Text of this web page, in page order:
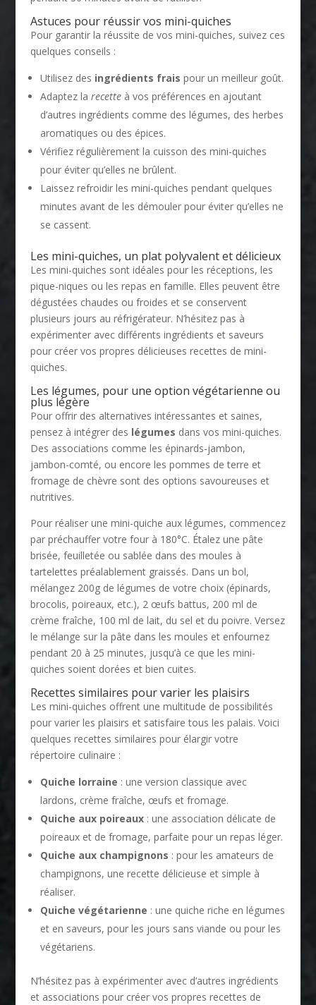
Astuces pour réussir vos mini-quiches
Pour garantir la réussite de vos mini-quiches, suivez ces
quelques conseils :
Utilisez des ingrédients frais pour un meilleur goût.
Adaptez la recetteà vos préférences en ajoutant
d’autres ingrédients comme des légumes, des herbes
aromatiques ou des épices.
Vérifiez régulièrement la cuisson des mini-quiches
pour éviter qu’elles ne brûlent.
Laissez refroidir les mini-quiches pendant quelques
minutes avant de les démouler pour éviter qu’elles ne
se cassent.
Les mini-quiches, un plat polyvalent et délicieux
Les mini-quiches sont idéales pour les réceptions, les
pique-niques ou les repas en famille. Elles peuvent être
dégustées chaudes ou froides et se conservent
plusieurs jours au réfrigérateur. N’hésitez pas à
expérimenter avec différents ingrédients et saveurs
pour créer vos propres délicieuses recettes de mini-
quiches.
Les légumes, pour une option végétarienne ou
plus légère
Pour offrir des alternatives intéressantes et saines,
pensez à intégrer des légumes dans vos mini-quiches.
Des associations comme les épinards-jambon,
jambon-comté, ou encore les pommes de terre et
fromage de chèvre sont des options savoureuses et
nutritives.
Pour réaliser une mini-quiche aux légumes, commencez
par préchauffer votre four à 180°C. Étalez une pâte
brisée, feuilletée ou sablée dans des moules à
tartelettes préalablement graissés. Dans un bol,
mélangez 200g de légumes de votre choix (épinards,
brocolis, poireaux, etc.), 2 œufs battus, 200 ml de
crème fraîche, 100 ml de lait, du sel et du poivre. Versez
le mélange sur la pâte dans les moules et enfournez
pendant 20 à 25 minutes, jusqu’à ce que les mini-
quiches soient dorées et bien cuites.
Recettes similaires pour varier les plaisirs
Les mini-quiches offrent une multitude de possibilités
pour varier les plaisirs et satisfaire tous les palais. Voici
quelques recettes similaires pour élargir votre
répertoire culinaire :
Quiche lorraine : une version classique avec
lardons, crème fraîche, œufs et fromage.
Quiche aux poireaux: une association délicate de
poireaux et de fromage, parfaite pour un repas léger.
Quiche aux champignons : pour les amateurs de
champignons, une recette délicieuse et simple à
réaliser.
Quiche végétarienne : une quiche riche en légumes
et en saveurs, pour les jours sans viande ou pour les
végétariens.
N’hésitez pas à expérimenter avec d’autres ingrédients
et associations pour créer vos propres recettes de